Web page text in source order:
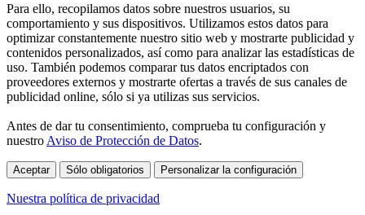
Para ello, recopilamos datos sobre nuestros usuarios, su
comportamiento y sus dispositivos. Utilizamos estos datos para
optimizar constantemente nuestro sitio web y mostrarte publicidad y
contenidos personalizados, así como para analizar las estadísticas de
uso. También podemos comparar tus datos encriptados con
proveedores externos y mostrarte ofertas a través de sus canales de
publicidad online, sólo si ya utilizas sus servicios.
Antes de dar tu consentimiento, comprueba tu configuración y
nuestro Aviso de Protección de Datos.
Aceptar Sólo obligatorios Personalizar la configuración
Nuestra política de privacidad